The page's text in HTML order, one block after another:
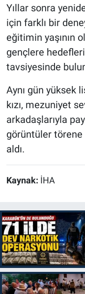
Yıllar sonra
için farklı bir
eğitimin yaşının
gençlere
tavsiyesinde
Aynı gün yüksek
kızı, mezuniyet
arkadaşlarıyla
görüntüler törene
aldı.
Kaynak: İHA